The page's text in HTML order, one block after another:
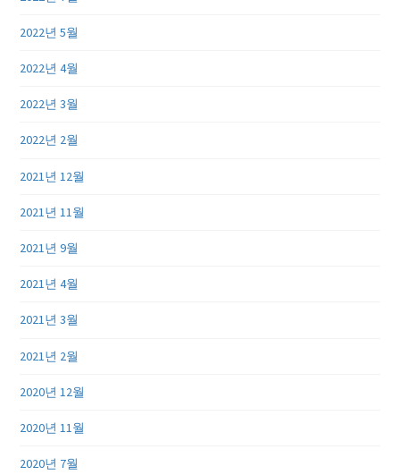
2022년 5월
2022년 4월
2022년 3월
2022년 2월
2021년 12월
2021년 11월
2021년 9월
2021년 4월
2021년 3월
2021년 2월
2020년 12월
2020년 11월
2020년 7월